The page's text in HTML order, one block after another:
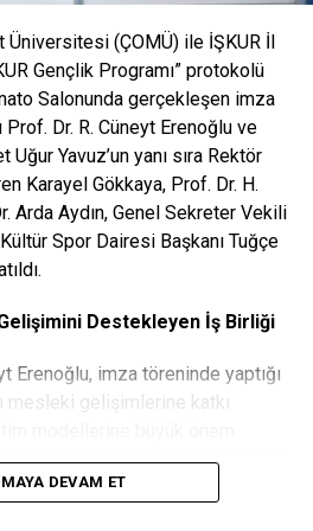
benzeri toplu yaşam alanları
istenmektedir.)
vergi levhaları (E-Devlet)
Ziraat Bankası 18 Mart Şubesi
başka şubelerinde
hesaplarını 18 Mart Şubesine
Üniversitesi (ÇOMÜ) ile İŞKUR İl
Gençlik Programı” protokolü
Salonunda gerçekleşen imza
Dr. R. Cüneyt Erenoğlu ve
Yavuz’un yanı sıra Rektör
Karayel Gökkaya, Prof. Dr. H.
Arda Aydın, Genel Sekreter Vekili
Spor Dairesi Başkanı Tuğçe
Destekleyen İş Birliği
Erenoğlu, imza töreninde yaptığı
mesleki gelişimlerine katkı
Gençlik Programı” kapsamda
ayrılmış ve 1.046 öğrencimiz
DEVAM ET